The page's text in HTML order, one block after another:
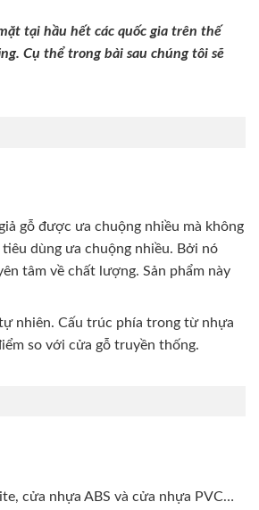
tại hầu hết các quốc gia trên thế
Cụ thể trong bài sau chúng tôi sẽ
gỗ được ưa chuộng nhiều mà không
dùng ưa chuộng nhiều. Bởi nó
tâm về chất lượng. Sản phẩm này
nhiên. Cấu trúc phía trong từ nhựa
so với cửa gỗ truyền thống.
cửa nhựa ABS và cửa nhựa PVC…